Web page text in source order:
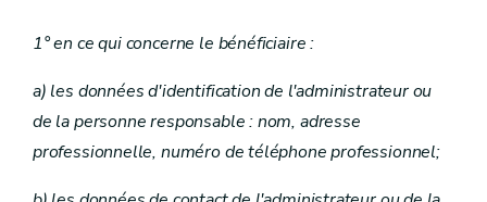
1° en ce qui concerne le bénéficiaire :
a) les données d'identification de l'administrateur ou
de la personne responsable : nom, adresse
professionnelle, numéro de téléphone professionnel;